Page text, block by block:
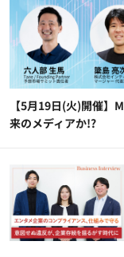
【5月19日(火)開催
来のメディアか!?